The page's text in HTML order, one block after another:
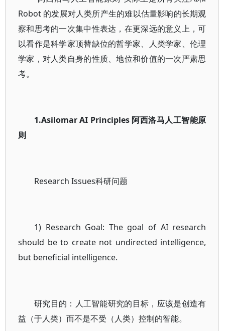
Robot 的发展对人类所产生的难以估量影响的长期观
察和思考的一次集中性表达，在更深远的意义上，可
以看作是科学家顶替缺位的哲学家、人类学家、伦理
学家，对人类自身的性质、地位和价值的一次严肃思
考。
1.Asilomar AI Principles 阿西洛马人工智能原
则
Research Issues科研问题
1) Research Goal: The goal of AI research
should be to create not undirected intelligence,
but beneficial intelligence.
研究目的：人工智能研究的目标，应该是创造有
益（于人类）而不是不受（人类）控制的智能。